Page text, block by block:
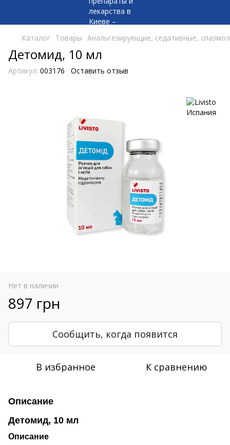
Каталог Товары Анальгезирующие, седативные,
Детомид, 10 мл
Артикул: 003176 Оставить отзыв
Нет в наличии
897 грн
Сообщить, когда появится
В избранное К сравнению
Описание
Детомид, 10 мл
Описание